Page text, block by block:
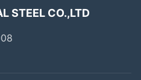
STEEL CO.,LTD